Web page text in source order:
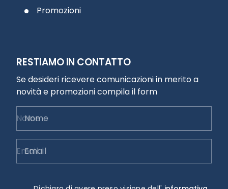
Promozioni
RESTIAMO IN CONTATTO
Se desideri ricevere comunicazioni in merito a
novità e promozioni compila il form
Nome
Email